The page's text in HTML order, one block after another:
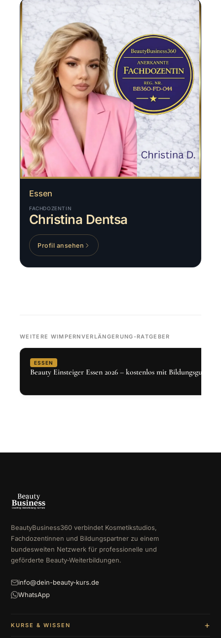
Essen
FACHDOZENTIN
Christina Dentsa
Profil ansehen
WEITERE WIMPERNVERLÄNGERUNG-RATGEBER
ESSEN
Beauty Einsteiger Essen 2026 – kostenlos mit
BeautyBusiness360 verbindet Kosmetikstudios,
Fachdozentinnen und Bildungspartner zu einem
bundesweiten Netzwerk für professionelle und
geförderte Beauty-Weiterbildungen.
info@dein-beauty-kurs.de
WhatsApp
KURSE & WISSEN